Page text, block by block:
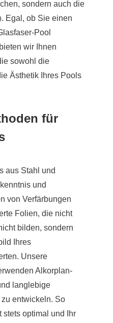
sondern auch die
Egal, ob Sie einen
Pool
wir Ihnen
sowohl die
Ästhetik Ihres Pools
für
aus Stahl und
und
von Verfärbungen
Folien, die nicht
bilden, sondern
Ihres
Unsere
Alkorplan-
langlebige
entwickeln. So
stets optimal und Ihr